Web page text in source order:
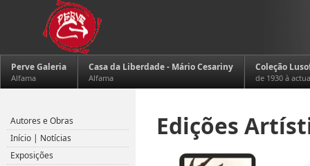
Perve Galeria
Alfama
Casa da Liberdade - Mário Cesariny
Alfama
Coleção
de 1930 à
Edições
Autores e Obras
Início | Notícias
Exposições